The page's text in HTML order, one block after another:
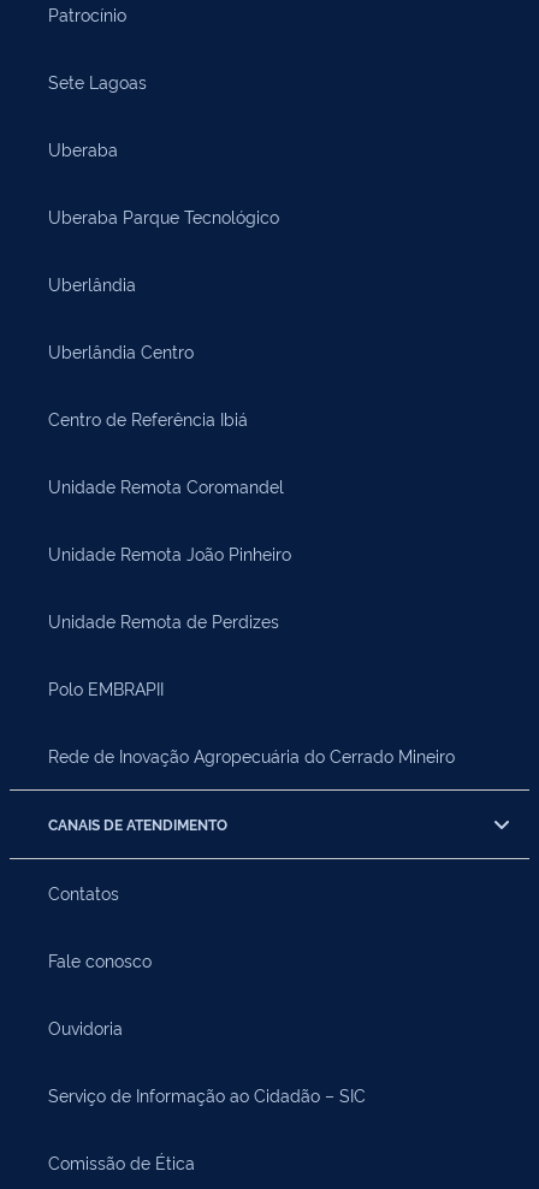
Patrocínio
Sete Lagoas
Uberaba
Uberaba Parque Tecnológico
Uberlândia
Uberlândia Centro
Centro de Referência Ibiá
Unidade Remota Coromandel
Unidade Remota João Pinheiro
Unidade Remota de Perdizes
Polo EMBRAPII
Rede de Inovação Agropecuária do Cerrado Mineiro
CANAIS DE ATENDIMENTO
Contatos
Fale conosco
Ouvidoria
Serviço de Informação ao Cidadão – SIC
Comissão de Ética